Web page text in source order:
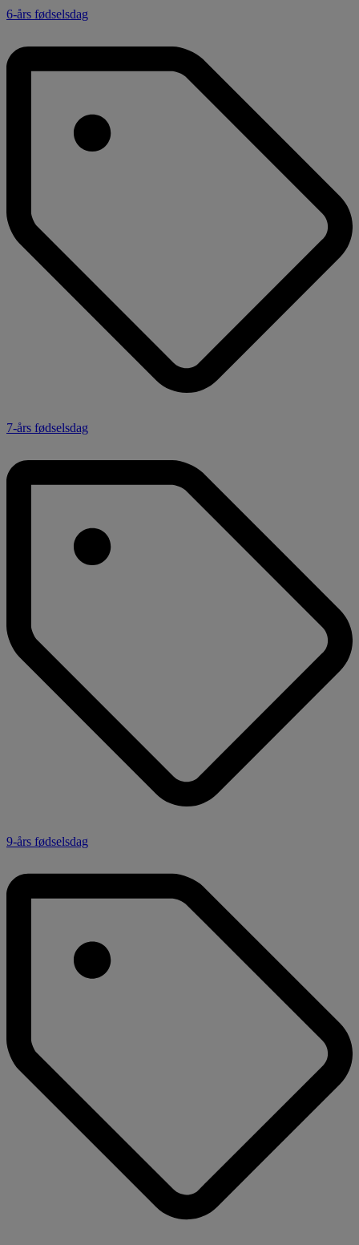
6-års fødselsdag
7-års fødselsdag
9-års fødselsdag